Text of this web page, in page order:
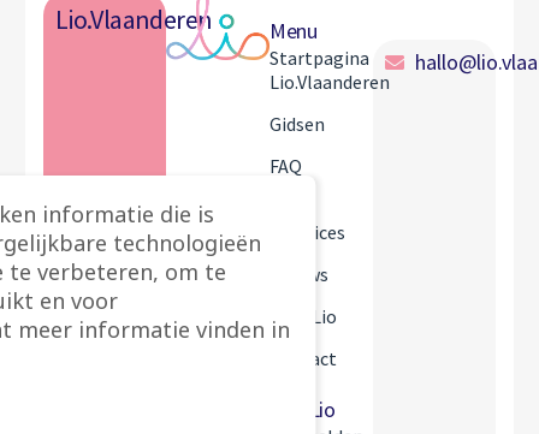
Lio.Vlaanderen Menu
Startpagina
Lio.Vlaanderen
Gidsen
FAQ
practices
Nieuws
Over Lio
Contact
Mijn Lio
informatie die is
technologieën
te verbeteren, om te
en voor
meer informatie vinden in